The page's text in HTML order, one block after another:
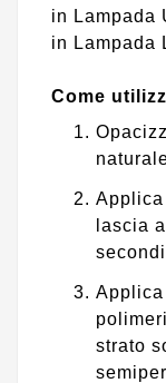
in Lampada
in Lampada
Come
lascia
strato